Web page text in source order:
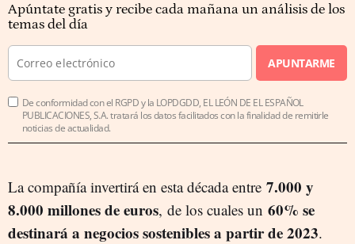
Apúntate gratis y recibe cada mañana un análisis de los
temas del día
APUNTARME
De conformidad con el RGPD y la LOPDGDD, EL LEÓN DE EL ESPAÑOL
PUBLICACIONES, S.A. tratará los datos facilitados con la finalidad de remitirle
noticias de actualidad.
La compañía invertirá en esta década entre 7.000 y
8.000 millones de euros, de los cuales un 60% se
destinará a negocios sostenibles a partir de 2023.